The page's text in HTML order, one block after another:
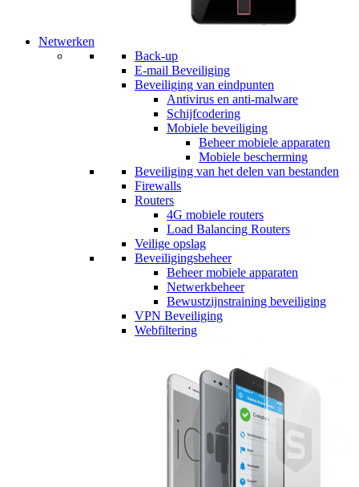
Netwerken
Back-up
E-mail Beveiliging
Beveiliging van eindpunten
Antivirus en anti-malware
Schijfcodering
Mobiele beveiliging
Beheer mobiele apparaten
Mobiele bescherming
Beveiliging van het delen van bestanden
Firewalls
Routers
4G mobiele routers
Load Balancing Routers
Veilige opslag
Beveiligingsbeheer
Beheer mobiele apparaten
Netwerkbeheer
Bewustzijnstraining beveiliging
VPN Beveiliging
Webfiltering